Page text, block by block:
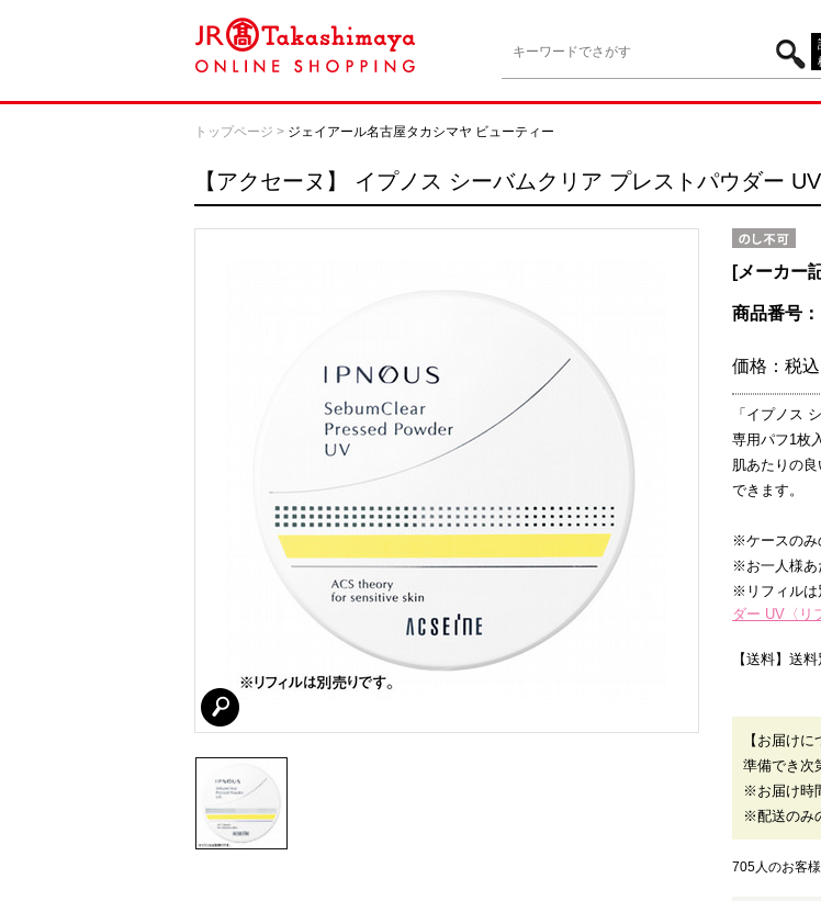
トップページ > ジェイアール名古屋タカシマヤ ビューティー
【アクセーヌ】 イプノス シーバムクリア プレストパウダー
[メーカー
商品番号
価格： 税
「イプノス
専用パフ1枚
肌あたりの
できます。
※ケースのみ
※お一人様あ
※リフィルは
ダー UV〈リ
【送料】送料
【お届けに
準備でき次
※お届け時
※配送のみ
705人のお客